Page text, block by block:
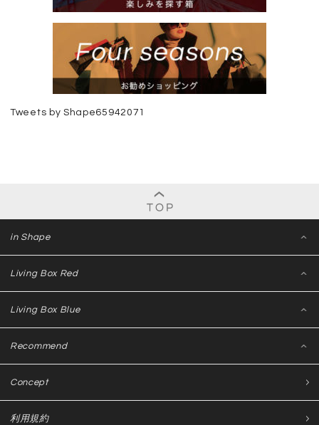
Tweets by Shape65942071
in Shape
Living Box Red
Living Box Blue
Recommend
Concept
利用規約